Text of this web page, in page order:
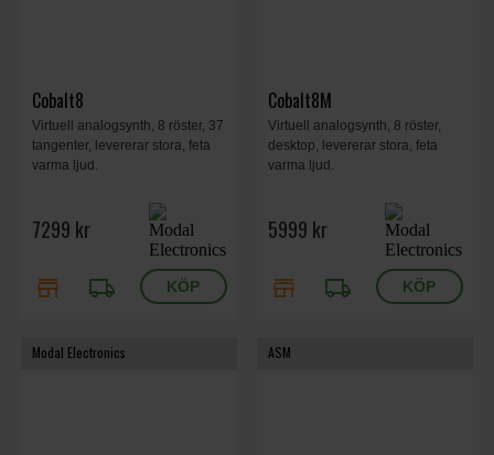
Cobalt8
Virtuell analogsynth, 8 röster, 37
tangenter, levererar stora, feta
varma ljud.
7299 kr
store local_shipping
Cobalt8M
Virtuell analogsynth, 8 röster,
desktop, levererar stora, feta
varma ljud.
5999 kr
store local_shipping
Modal Electronics ASM